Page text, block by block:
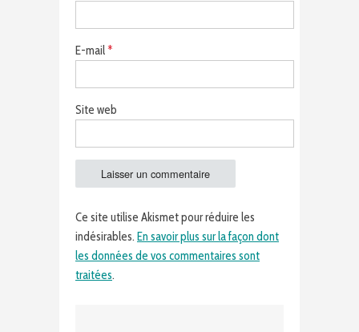
E-mail*
Site web
Ce site utilise Akismet pour réduire les
indésirables. En savoir plus sur la façon dont
les données de vos commentaires sont
traitées.